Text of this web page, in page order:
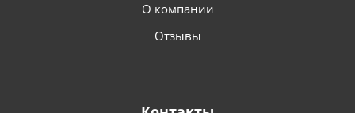
О компании
Отзывы